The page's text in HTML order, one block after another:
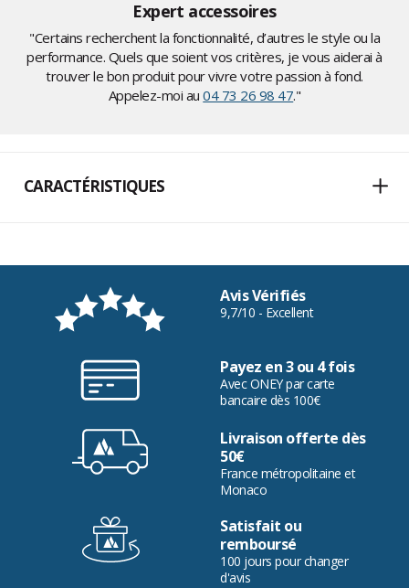
Expert accessoires
"Certains recherchent la fonctionnalité, d’autres le style ou la
performance. Quels que soient vos critères, je vous aiderai à
trouver le bon produit pour vivre votre passion à fond.
Appelez-moi au04 73 26 98 47."
CARACTÉRISTIQUES
Avis Vérifiés
9,7/10 - Excellent
Payez en 3 ou 4 fois
Avec ONEY par carte
bancaire dès 100€
Livraison offerte dès
50€
France métropolitaine et
Monaco
Satisfait ou
remboursé
100 jours pour changer
d'avis